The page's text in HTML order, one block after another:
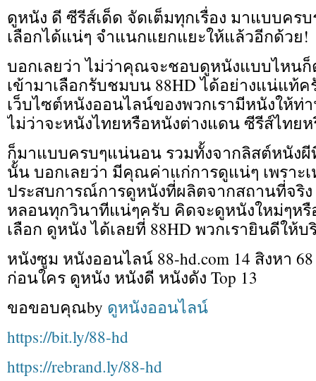
ดูหนัง ดี ซีรีส์เด็ด จัดเต็มทุกเรื่อง มาแบบคร
เลือกได้แน่ๆ จำแนกแยกแยะให้แล้วอีกด้วย!
บอกเลยว่า ไม่ว่าคุณจะชอบดูหนังแบบไหน
เข้ามาเลือกรับชมบน 88HD ได้อย่างแน่แท้ค
เว็บไซต์หนังออนไลน์ของพวกเรามีหนังให้ท่
ไม่ว่าจะหนังไทยหรือหนังต่างแดน ซีรีส์ไทย
ก็มาแบบครบๆแน่นอน รวมทั้งจากลิสต์หนัง
นั้น บอกเลยว่า มีคุณค่าแก่การดูแน่ๆ เพราะ
ประสบการณ์การดูหนังที่ผลิตจากสถานที่จริ
หลอนทุกวินาทีแน่ๆครับ คิดจะดูหนังใหม่ๆหรื
เลือก ดูหนัง ได้เลยที่ 88HD พวกเรายินดีให้
หนังซูม หนังออนไลน์ 88-hd.com 14 สิงหา 68
ก่อนใคร ดูหนัง หนังดี หนังดัง Top 13
ขอขอบคุณby ดูหนังออนไลน์
https://bit.ly/88-hd
https://rebrand.ly/88-hd